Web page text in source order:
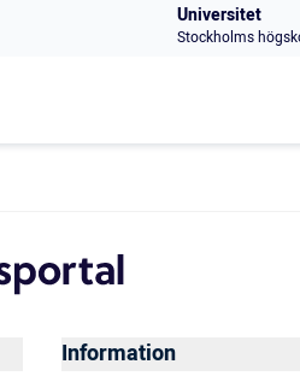
Universitet
Stockholms
Information